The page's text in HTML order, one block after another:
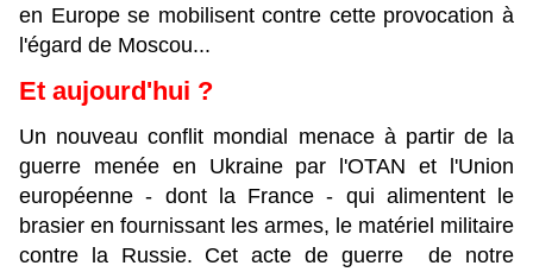
en Europe se mobilisent contre cette provocation à
l'égard de Moscou...
Et aujourd'hui ?
Un nouveau conflit mondial menace à partir de la
guerre menée en Ukraine par l'OTAN et l'Union
européenne - dont la France - qui alimentent le
brasier en fournissant les armes, le matériel militaire
contre la Russie. Cet acte de guerre de notre